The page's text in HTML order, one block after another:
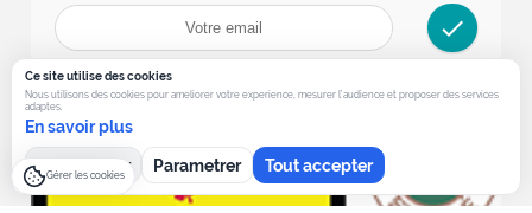
check
Ce site utilise des cookies
Nous utilisons des cookies pour ameliorer votre experience, mesurer l’audience et proposer des services
adaptes.
En savoir plus
Tout refuser Parametrer Tout accepter
Gérer les cookies